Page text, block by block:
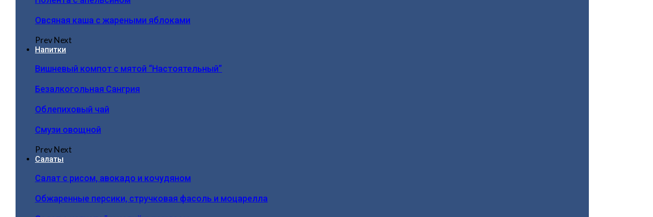
Овсяная каша с жареными яблоками
PrevNext
Напитки
Вишневый компот с мятой “Настоятельный”
Безалкогольная Сангрия
Облепиховый чай
Смузи овощной
PrevNext
Салаты
Салат с рисом, авокадо и кочудяном
Обжаренные персики, стручковая фасоль и моцарелла